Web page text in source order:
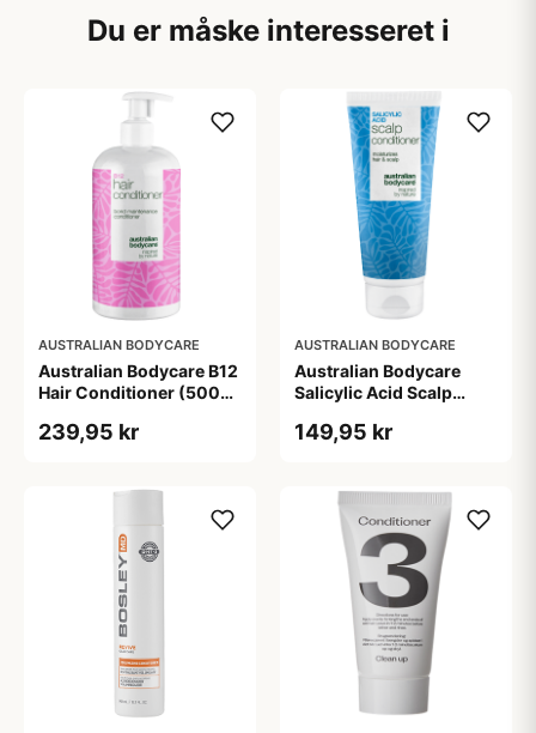
Du er måske interesseret i
AUSTRALIAN BODYCARE
Australian Bodycare B12
Hair Conditioner (500
239,95 kr
AUSTRALIAN BODYCARE
Australian Bodycare
Salicylic Acid Scalp
149,95 kr